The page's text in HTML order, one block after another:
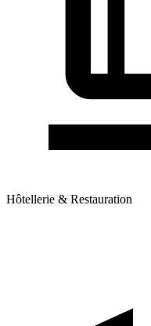
Hôtellerie & Restauration